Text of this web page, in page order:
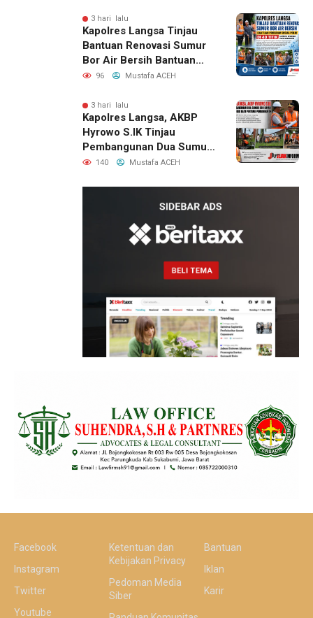
3 hari lalu
Kapolres Langsa Tinjau
Bantuan Renovasi Sumur
Bor Air Bersih Bantuan
Program Sosial Polri Di 40
Pascabanjir
96 Mustafa ACEH
3 hari lalu
Kapolres Langsa, AKBP
Hyrowo S.IK Tinjau
Pembangunan Dua Sumur
Bor Dayah Sekaligus Letak
Pembangunan
140 Mustafa ACEH
Facebook
Instagram
Twitter
Youtube
Ketentuan dan
Kebijakan Privacy
Pedoman Media
Siber
Bantuan
Iklan
Karir